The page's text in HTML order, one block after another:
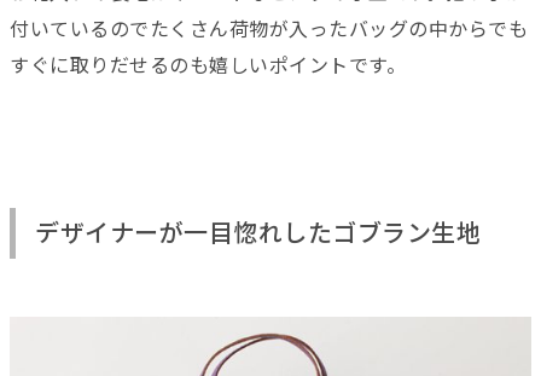
付いているのでたくさん荷物が入ったバッグの中からでも
すぐに取りだせるのも嬉しいポイントです。
デザイナーが一目惚れしたゴブラン生地